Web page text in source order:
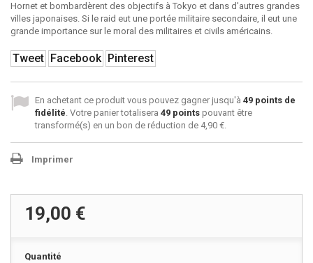
Hornet et bombardèrent des objectifs à Tokyo et dans d'autres grandes
villes japonaises. Si le raid eut une portée militaire secondaire, il eut une
grande importance sur le moral des militaires et civils américains.
Tweet Facebook Pinterest
En achetant ce produit vous pouvez gagner jusqu'à 49 points de
fidélité. Votre panier totalisera 49 points pouvant être
transformé(s) en un bon de réduction de 4,90 €.
Imprimer
19,00 €
Quantité